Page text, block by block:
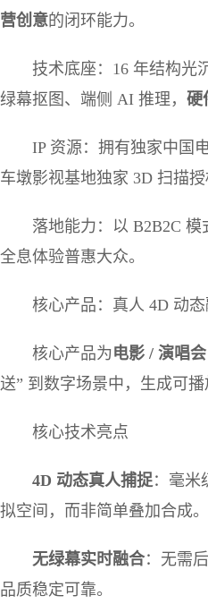
营创意的闭环能力。
技术底座：16 年结构光
绿幕抠图、端侧 AI 推理， 硬
IP 资源：拥有独家中国
车墩影视基地独家 3D 扫描
落地能力：以 B2B2C
全息体验普惠大众。
核心产品：真人 4D 动
核心产品为电影 / 演唱会
送” 到数字场景中，生成可
核心技术亮点
4D 动态真人捕捉：毫米
拟空间，而非简单叠加合成。
无绿幕实时融合：无需
品质稳定可靠。